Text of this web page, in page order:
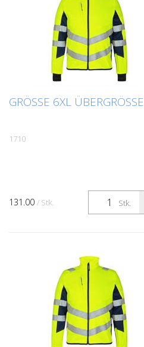
GRÖSSE 6XL ÜBERGRÖSSE
1710
Stk.
131.00 / Stk.